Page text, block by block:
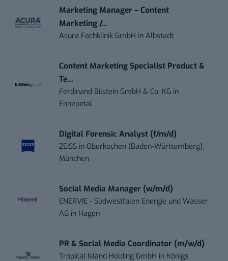
Marketing Manager – Content
Marketing /...
Acura Fachklinik GmbH inAlbstadt
Content Marketing Specialist Product &
Te...
Ferdinand Bilstein GmbH & Co. KG in
Ennepetal
Digital Forensic Analyst (f/m/d)
ZEISS in Oberkochen (Baden-Württemberg),
München
Social Media Manager (w/m/d)
ENERVIE - Südwestfalen Energie und Wasser
AG in Hagen
PR & Social Media Coordinator (m/w/d)
Tropical Island Holding GmbH in Königs